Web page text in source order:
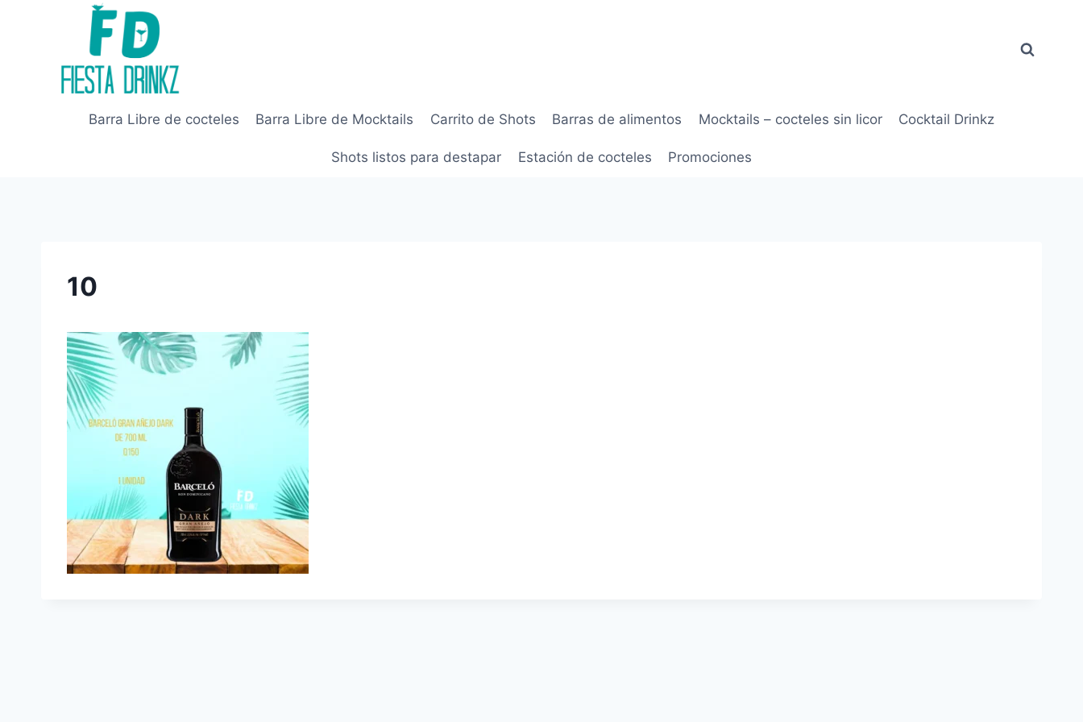
Barra Libre de cocteles Barra Libre de Mocktails Carrito de Shots Barras de alimentos Mocktails – cocteles sin licor Cocktail Drinkz
Shots listos para destapar Estación de cocteles Promociones
10